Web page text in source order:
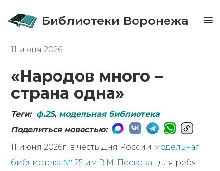
Библиотеки Воронежа
11 июня 2026
«Народов много –
страна одна»
Теги: ф.25, модельная библиотека
Поделиться новостью:
11 июня 2026г. в честь Дня России модельная
библиотека № 25 им.В.М. Пескова для ребят